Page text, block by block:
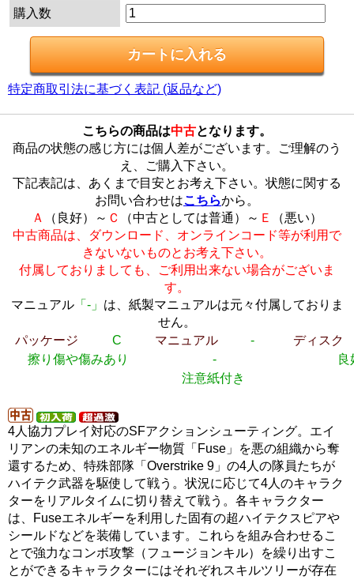
購入数
特定商取引法に基づく表記 (返品など)
こちらの商品は中古となります。
商品の状態の感じ方には個人差がございます。ご理解のう
え、ご購入下さい。
下記表記は、あくまで目安とお考え下さい。状態に関する
お問い合わせはこちらから。
Ａ
（良好）～ Ｃ （中古としては普通）～ Ｅ
（悪い）
中古商品は、ダウンロード、オンラインコード等が利用で
きないないものとお考え下さい。
付属しておりましても、ご利用出来ない場合がございま
す。
マニュアル「-」 は、紙製マニュアルは元々付属しておりま
せん。
パッケージ
C マニュアル -
ディスク
擦り傷や傷みあり
-
良
注意紙付き
4人協力プレイ対応のSFアクションシューティング。エイ
リアンの未知のエネルギー物質「Fuse」を悪の組織から奪
還するため、特殊部隊「Overstrike 9」の4人の隊員たちが
ハイテク武器を駆使して戦う。状況に応じて4人のキャラク
ターをリアルタイムに切り替えて戦う。各キャラクター
は、Fuseエネルギーを利用した固有の超ハイテクスピアや
シールドなどを装備しています。これらを組み合わせるこ
とで強力なコンボ攻撃（フュージョンキル）を繰り出すこ
とができるキャラクターにはそれぞれスキルツリーが存在